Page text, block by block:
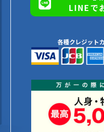
LINEで
各種クレジット